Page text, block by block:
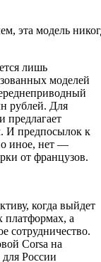
эта модель
лишь
моделей
рублей. Для
предлагает
И предпосылок к
иное, нет —
от французов.
когда выйдет
платформах, а
сотрудничество.
Corsa на
России